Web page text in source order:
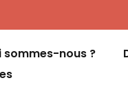
sommes-nous ?